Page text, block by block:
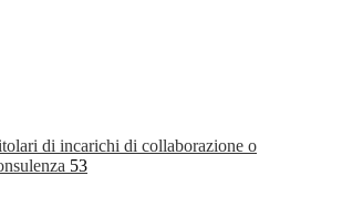
di incarichi di collaborazione o
53